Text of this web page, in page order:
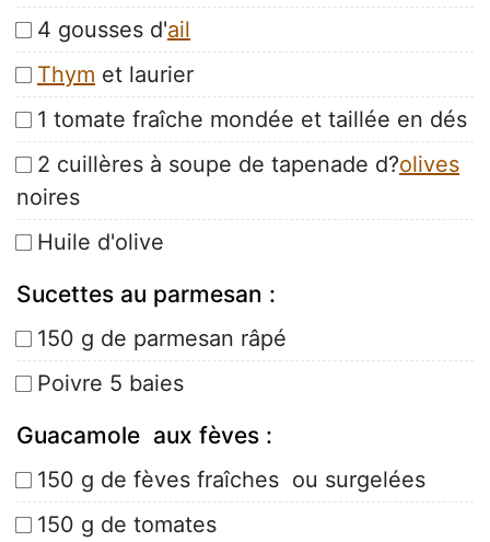
4 gousses d'ail
Thym et laurier
1 tomate fraîche mondée et taillée en dés
2 cuillères à soupe de tapenade d?olives
noires
Huile d'olive
Sucettes au parmesan :
150 g de parmesan râpé
Poivre 5 baies
Guacamole aux fèves :
150 g de fèves fraîches ou surgelées
150 g de tomates